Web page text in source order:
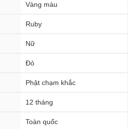
Vàng màu
Ruby
Nữ
Đỏ
Phật chạm khắc
12 tháng
Toàn quốc